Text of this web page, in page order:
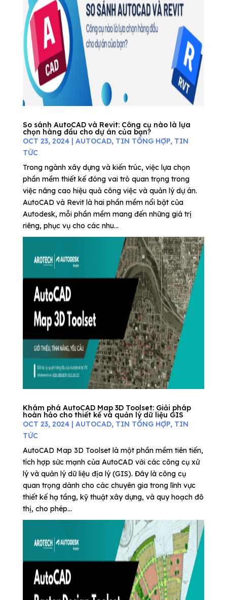
So sánh AutoCAD và Revit: Công cụ nào là lựa
chọn hàng đầu cho dự án của bạn?
OCT 23, 2024| AUTOCAD, TIN TỔNG HỢP, TIN
TỨC
Trong ngành xây dựng và kiến trúc, việc lựa chọn
phần mềm thiết kế đóng vai trò quan trọng trong
việc nâng cao hiệu quả công việc và quản lý dự án.
AutoCAD và Revit là hai phần mềm nổi bật của
Autodesk, mỗi phần mềm mang đến những giá trị
riêng, phục vụ cho các nhu...
Khám phá AutoCAD Map 3D Toolset: Giải pháp
hoàn hảo cho thiết kế và quản lý dữ liệu GIS
OCT 23, 2024| AUTOCAD, TIN TỔNG HỢP, TIN
TỨC
AutoCAD Map 3D Toolset là một phần mềm tiên tiến,
tích hợp sức mạnh của AutoCAD với các công cụ xử
lý và quản lý dữ liệu địa lý (GIS). Đây là công cụ
quan trọng dành cho các chuyên gia trong lĩnh vực
thiết kế hạ tầng, kỹ thuật xây dựng, và quy hoạch đô
thị, cho phép...